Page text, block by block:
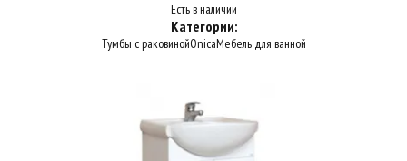
Есть в наличии
Категории:
Тумбы с раковинойOnicaМебель для ванной